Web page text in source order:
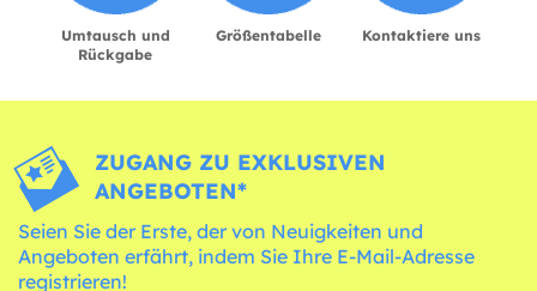
Umtausch und
Rückgabe
Größentabelle Kontaktiere uns
ZUGANG ZU EXKLUSIVEN
ANGEBOTEN*
Seien Sie der Erste, der von Neuigkeiten und
Angeboten erfährt, indem Sie Ihre E-Mail-Adresse
registrieren!